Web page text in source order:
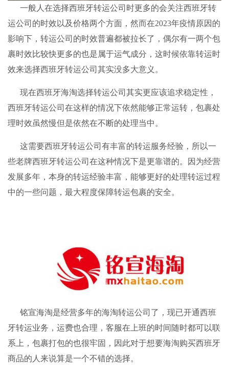
一般人在选择西班牙转运公司时更多的会关注西班牙转
运公司的时效以及价格两个方面，然而在2023年疫情原因的
影响下，转运公司的时效普遍都被拉长了，偶尔有一两个包
裹时效比较快更多的也是属于运气成分，这时候依靠转运时
效来选择西班牙转运公司其实没多大意义。
现在西班牙海淘选择转运公司其实更应该追求稳定性，
西班牙转运公司在这样的情况下依然能够正常运转，包裹处
理时效虽然慢但是依然在不断的处理当中。
这需要西班牙转运公司有丰富的转运服务经验，所以一
些老牌西班牙转运公司在这种情况下是更靠谱的。因为经营
发展多年，本身的转运经验丰富，能够更好的处理转运过程
中的一些问题，最大程度保障转运包裹的安全。
铭宣海淘是经营多年的海淘转运公司了，现已开通西班
牙转运业务，运费也合理，客服在上班的时间随时都可以联
系上，包裹打包的也很牢固，因此对于想要海淘购买西班牙
商品的人来说算是一个不错的选择。